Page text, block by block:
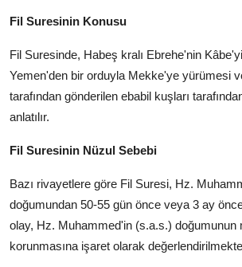
Fil Suresinin Konusu
Fil Suresinde, Habeş kralı Ebrehe'nin
Yemen'den bir orduyla Mekke'ye yürümesi
tarafından gönderilen ebabil kuşları
anlatılır.
Fil Suresinin Nüzul Sebebi
Bazı rivayetlere göre Fil Suresi, Hz.
doğumundan 50-55 gün önce veya 3 ay
olay, Hz. Muhammed'in (s.a.s.) doğumunun
korunmasına işaret olarak